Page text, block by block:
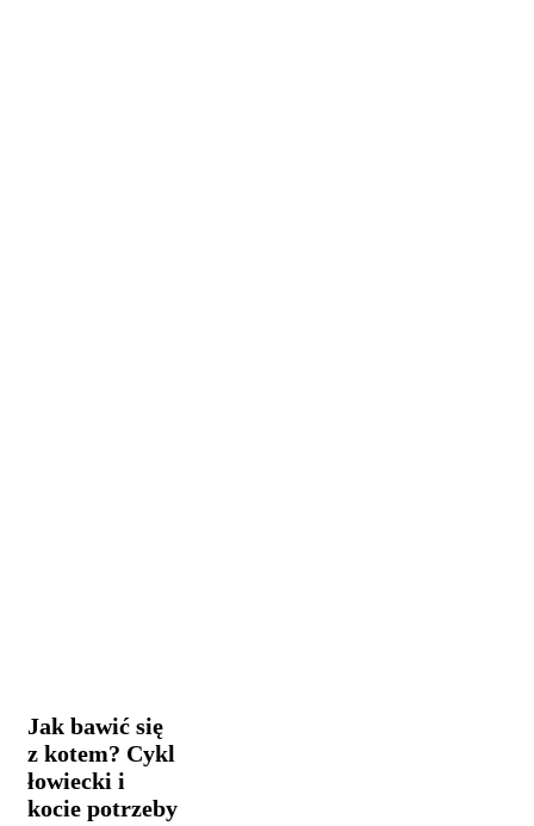
z
kotem?
Cykl
łowiecki
i
Jak bawić się
z kotem? Cykl
łowiecki i
kocie potrzeby